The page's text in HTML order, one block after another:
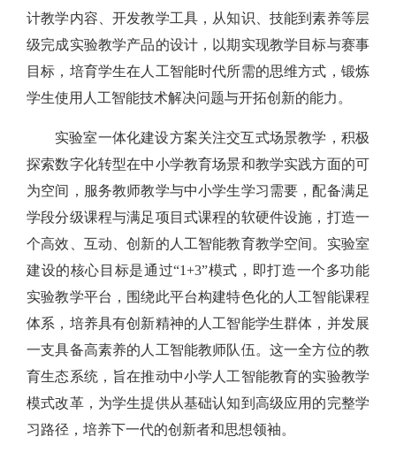
计教学内容、开发教学工具，从知识、技能到素养等层
级完成实验教学产品的设计，以期实现教学目标与赛事
目标，培育学生在人工智能时代所需的思维方式，锻炼
学生使用人工智能技术解决问题与开拓创新的能力。
实验室一体化建设方案关注交互式场景教学，积极
探索数字化转型在中小学教育场景和教学实践方面的可
为空间，服务教师教学与中小学生学习需要，配备满足
学段分级课程与满足项目式课程的软硬件设施，打造一
个高效、互动、创新的人工智能教育教学空间。实验室
建设的核心目标是通过“1+3”模式，即打造一个多功能
实验教学平台，围绕此平台构建特色化的人工智能课程
体系，培养具有创新精神的人工智能学生群体，并发展
一支具备高素养的人工智能教师队伍。这一全方位的教
育生态系统，旨在推动中小学人工智能教育的实验教学
模式改革，为学生提供从基础认知到高级应用的完整学
习路径，培养下一代的创新者和思想领袖。